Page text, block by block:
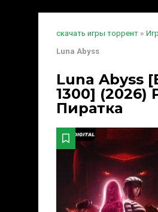
скачать игры торрент »
Luna Abyss
Luna Abyss
1300] (2026)
Пиратка